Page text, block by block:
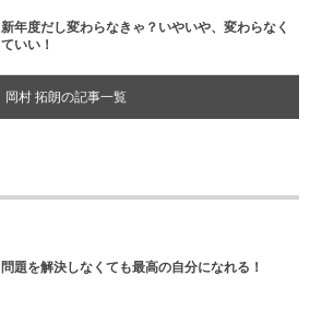
新年度だし変わらなきゃ？いやいや、変わらなく
ていい！
岡村 拓朗の記事一覧
問題を解決しなくても最高の自分になれる！